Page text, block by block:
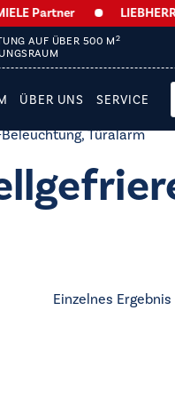
Partner LIEBHERR
AUF ÜBER 500 M2
ÜBER UNS SERVICE
Türalarm
Einzelnes